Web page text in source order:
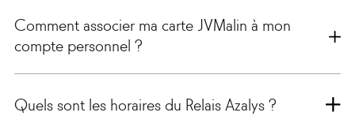
Comment associer ma carte JVMalin à mon
compte personnel ?
Quels sont les horaires du Relais Azalys ?